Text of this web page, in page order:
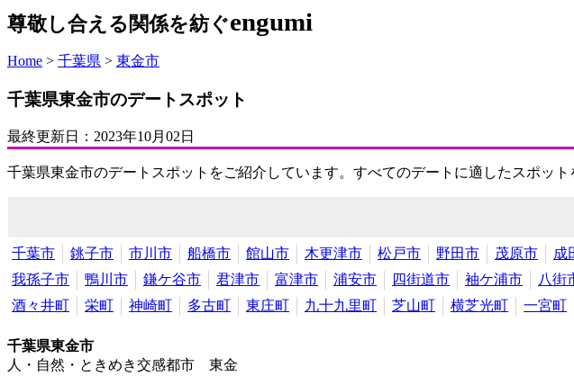
尊敬し合える関係を紡ぐengumi
Home > 千葉県 > 東金市
千葉県東金市のデートスポット
最終更新日： 2023年10月02日
千葉県東金市のデートスポットをご紹介しています。すべてのデートに適したスポッ
千葉市 銚子市 市川市 船橋市 館山市 木更津市 松戸市 野田市 茂原市 成
我孫子市
鴨川市 鎌ケ谷市 君津市 富津市 浦安市 四街道市 袖ケ浦市 八街
酒々井町
栄町 神崎町 多古町 東庄町 九十九里町 芝山町 横芝光町 一宮町
千葉県東金市
人・自然・ときめき交感都市 東金